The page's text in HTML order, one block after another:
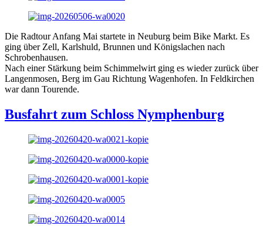
Die Radtour Anfang Mai startete in Neuburg beim Bike Markt. Es
ging über Zell, Karlshuld, Brunnen und Königslachen nach
Schrobenhausen.
Nach einer Stärkung beim Schimmelwirt ging es wieder zurück über
Langenmosen, Berg im Gau Richtung Wagenhofen. In Feldkirchen
war dann Tourende.
Busfahrt zum Schloss Nymphenburg